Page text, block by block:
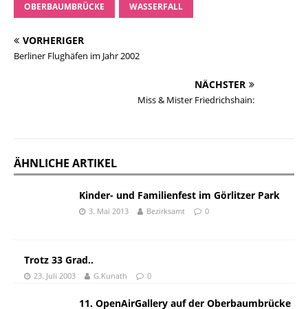
OBERBAUMBRÜCKE WASSERFALL
VORHERIGER
Berliner Flughäfen im Jahr 2002
NÄCHSTER
Miss & Mister Friedrichshain:
ÄHNLICHE ARTIKEL
Kinder- und Familienfest im Görlitzer Park
3. Mai 2013 Bezirksamt 0
Trotz 33 Grad..
23. Juli 2003 G.Kunath 0
11. OpenAirGallery auf der Oberbaumbrücke